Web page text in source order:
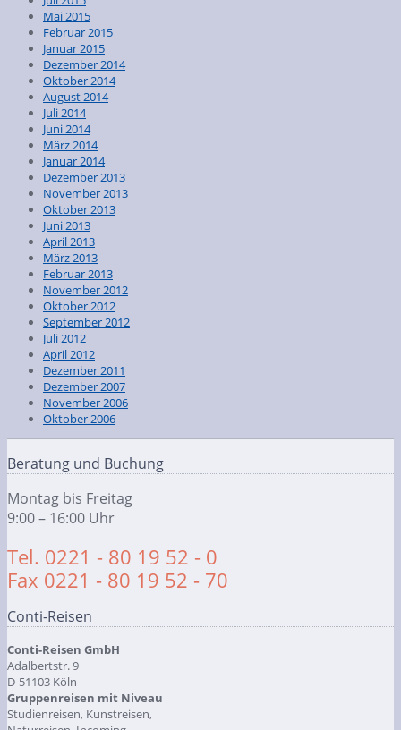
Mai 2015
Februar 2015
Januar 2015
Dezember 2014
Oktober 2014
August 2014
Juli 2014
Juni 2014
März 2014
Januar 2014
Dezember 2013
November 2013
Oktober 2013
Juni 2013
April 2013
März 2013
Februar 2013
November 2012
Oktober 2012
September 2012
Juli 2012
April 2012
Dezember 2011
Dezember 2007
November 2006
Oktober 2006
Beratung und Buchung
Montag bis Freitag
9:00 – 16:00 Uhr
Tel. 0221 - 80 19 52 - 0
Fax 0221 - 80 19 52 - 70
Conti-Reisen
Conti-Reisen GmbH
Adalbertstr. 9
D-51103 Köln
Gruppenreisen mit Niveau
Studienreisen, Kunstreisen,